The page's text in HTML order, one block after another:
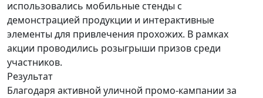
использовались мобильные стенды с
демонстрацией продукции и интерактивные
элементы для привлечения прохожих. В рамках
акции проводились розыгрыши призов среди
участников.
Результат
Благодаря активной уличной промо-кампании за